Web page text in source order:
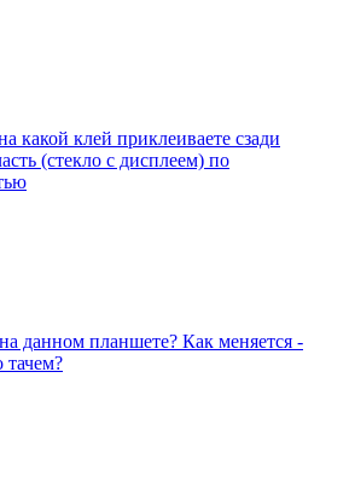
какой клей приклеиваете сзади
(стекло с дисплеем) по
данном планшете? Как меняется -
тачем?